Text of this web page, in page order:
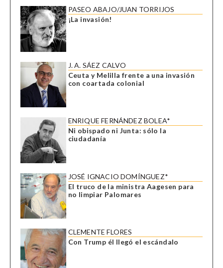
PASEO ABAJO/JUAN TORRIJOS
¡La invasión!
J. A. SÁEZ CALVO
Ceuta y Melilla frente a una invasión
con coartada colonial
ENRIQUE FERNÁNDEZ BOLEA*
Ni obispado ni Junta: sólo la
ciudadanía
JOSÉ IGNACIO DOMÍNGUEZ*
El truco de la ministra Aagesen para
no limpiar Palomares
CLEMENTE FLORES
Con Trump él llegó el escándalo